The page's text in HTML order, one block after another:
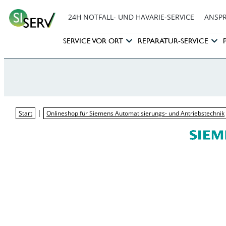
24H NOTFALL- UND HAVARIE-SERVICE
SERVICE VOR ORT REPARATUR-SERVICE
Start | Onlineshop für Siemens Automatisierungs- und Antriebstechnik